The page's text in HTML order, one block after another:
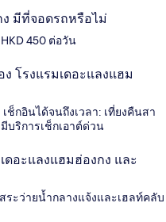
ง มีที่จอดรถหรือไม่
450 ต่อวัน
ง โรงแรมเดอะแลงแฮม
ช็กอินได้จนถึงเวลา: เที่ยงคืนสา
บริการเช็กเอาต์ด่วน
ดอะแลงแฮมฮ่องกง และ
ระว่ายน้ำกลางแจ้งและเฮลท์คลับ